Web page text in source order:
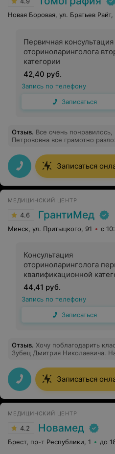
Новая Боровая, ул. Братьев Райт,
Первичная консультация
оториноларинголога
категории
42,40 руб.
Запись по телефону
Записаться
Отзыв. Все очень
Петрововна все грамотно
реабилитации после травмы, а
мои интересующие вопросы,
обязательно
Записаться
МЕДИЦИНСКИЙ ЦЕНТР
4.6 ГрантиМед
Минск, ул. Притыцкого, 91 с
Консультация
оториноларинголога
квалификационной
44,41 руб.
Запись по телефону
Записаться
Отзыв. Хочу поблагодарить
Зубец Дмитрия Николаевича.
рекомендации и ответил на
меня возникли во время
Записаться
МЕДИЦИНСКИЙ ЦЕНТР
4.2 Новамед
Брест, пр-т Республики, 1 до